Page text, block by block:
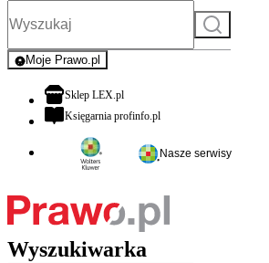
Szukaj
Moje Prawo.pl
- rejestracja i logowanie do serwisu
Sklep LEX.plotwiera się w nowej karcie
Księgarnia profinfo.plotwiera się w nowej karcie
Nasze serwisy
Wyszukiwarka